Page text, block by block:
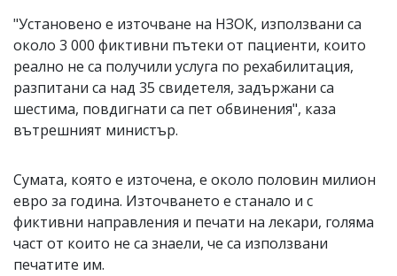
коментар,
моля
сигнализирайте
ни!
"Установено е източване на НЗОК, използвани са
около 3 000 фиктивни пътеки от пациенти, които
реално не са получили услуга по рехабилитация,
разпитани са над 35 свидетеля, задържани са
шестима, повдигнати са пет обвинения", каза
вътрешният министър.
Сумата, която е източена, е около половин милион
евро за година. Източването е станало и с
фиктивни направления и печати на лекари, голяма
част от които не са знаели, че са използвани
печатите им.